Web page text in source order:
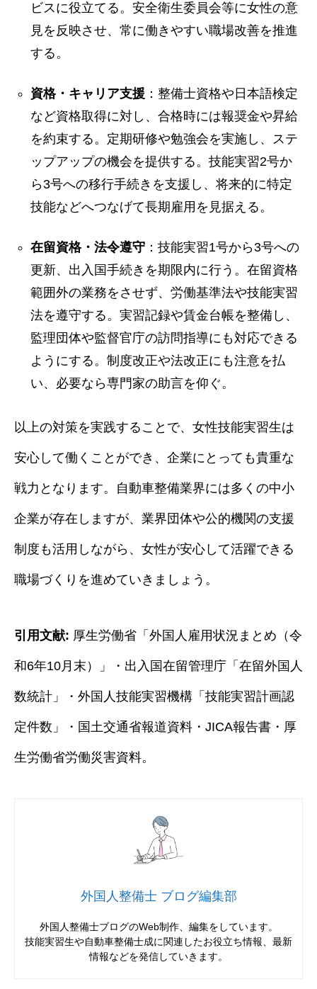
ビスに役立てる。安全衛生委員会等に女性の意
見を反映させ、常に働きやすい職場改善を推進
する。
資格・キャリア支援 ：整備士資格や日本語検定
など資格取得に対し、合格時には報奨金や昇給
を約束する。定期研修や勉強会を実施し、ステ
ップアップの機会を提供する。技能実習2号か
ら3号への移行手続きを支援し、将来的に特定
技能などへつなげて長期雇用を見据える。
在留資格・法令遵守 ：技能実習1号から3号への
更新、出入国手続きを期限内に行う。在留資格
範囲外の業務をさせず、労働基準法や技能実習
法を遵守する。実習記録や賃金台帳を整備し、
監理団体や監督官庁の訪問指導にも対応できる
ようにする。制度改正や法改正にも注意を払
い、必要なら専門家の助言を仰ぐ。
以上の対策を実践することで、女性技能実習生は
安心して働くことができ、企業にとっても貴重な
戦力となります。自動車整備業界には多くの中小
企業が存在しますが、業界団体や公的機関の支援
制度も活用しながら、女性が安心して活躍できる
職場づくりを進めていきましょう。
引用文献: 厚生労働省「外国人雇用状況まとめ（令
和6年10月末）」・出入国在留管理庁「在留外国人
数統計」・外国人技能実習機構「技能実習計画認
定件数」・国土交通省報道資料・JICA報告書・厚
生労働省労働災害資料。
外国人整備士 ブログ編集部
外国人整備士ブログのWeb制作、編集をしています。
技能実習生や自動車整備士成に関連したお役立ち情報、最新
情報などを発信していきます。